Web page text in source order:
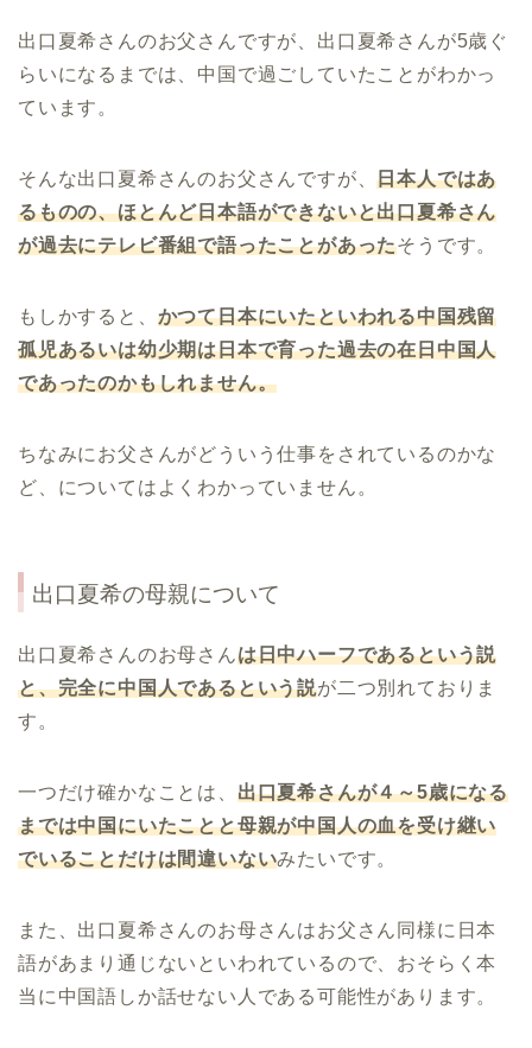
出口夏希さんのお父さんですが、出口夏希さんが5歳ぐ
らいになるまでは、中国で過ごしていたことがわかっ
ています。
そんな出口夏希さんのお父さんですが、日本人ではあ
るものの、ほとんど日本語ができないと出口夏希さん
が過去にテレビ番組で語ったことがあったそうです。
もしかすると、 かつて日本にいたといわれる中国残留
孤児あるいは幼少期は日本で育った過去の在日中国人
であったのかもしれません。
ちなみにお父さんがどういう仕事をされているのかな
ど、についてはよくわかっていません。
出口夏希の母親について
出口夏希さんのお母さんは日中ハーフであるという説
と、完全に中国人であるという説が二つ別れておりま
す。
一つだけ確かなことは、 出口夏希さんが４～5歳になる
までは中国にいたことと母親が中国人の血を受け継い
でいることだけは間違いないみたいです。
また、出口夏希さんのお母さんはお父さん同様に日本
語があまり通じないといわれているので、おそらく本
当に中国語しか話せない人である可能性があります。